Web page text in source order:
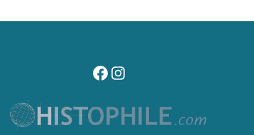
visitez notre page facebook
suivez notre compte